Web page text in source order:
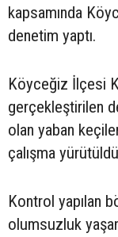
kapsamında
denetim yaptı.
Köyceğiz İlçesi
gerçekleştirilen
olan yaban
çalışma
Kontrol yapılan
olumsuzluk